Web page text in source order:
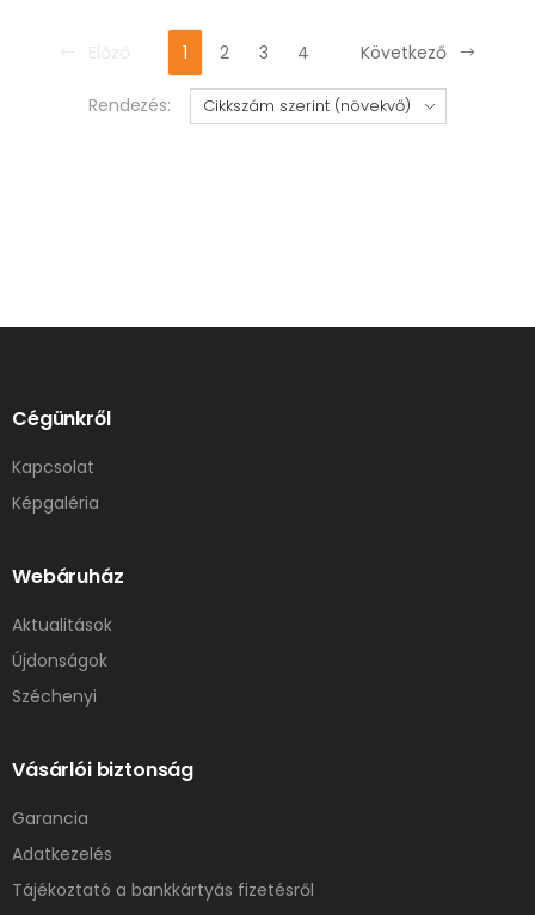
1 2 3 4 Következő
Rendezés:
Cégünkről
Kapcsolat
Képgaléria
Webáruház
Aktualitások
Újdonságok
Széchenyi
Vásárlói biztonság
Garancia
Adatkezelés
Tájékoztató a bankkártyás fizetésről